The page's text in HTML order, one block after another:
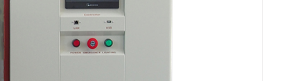
giữ ẩm nhiệt lạnh
môi trường tiếp cận